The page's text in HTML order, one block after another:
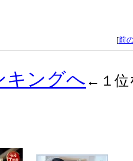
[前
キングへ ←１位